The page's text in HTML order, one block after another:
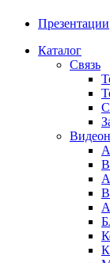
Презентации
Каталог
Связь